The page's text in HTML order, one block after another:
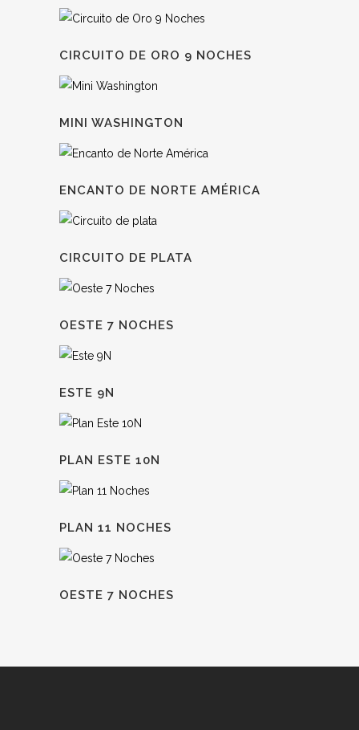
CIRCUITO DE ORO 9 NOCHES
MINI WASHINGTON
ENCANTO DE NORTE AMÉRICA
CIRCUITO DE PLATA
OESTE 7 NOCHES
ESTE 9N
PLAN ESTE 10N
PLAN 11 NOCHES
OESTE 7 NOCHES